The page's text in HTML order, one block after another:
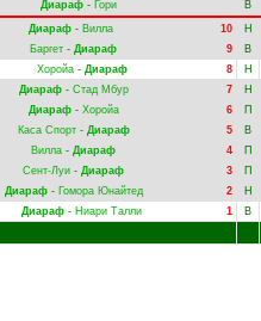
Диараф - Гори В
10
Диараф- Вилла Н
9
Баргет - Диараф В
8
Хоройа- Диараф Н
7
Диараф- Стад Мбур Н
6
Диараф- Хоройа П
5
Каса Спорт- Диараф В
4
Вилла - Диараф П
3
Сент-Луи - Диараф П
2
Диараф- Гомора Юнайтед Н
1
Диараф - Ниари Талли В